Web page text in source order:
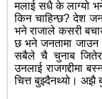
मलाई सधै के लाग्यो
किन चाहिन्छ? देश
भने राजाले कसरी
छ भने जनतामा जाउन
सबैले चै चुनाब जितेर
उनलाई राजगद्दीमा
चित्त बुझ्दैनथ्यो। अझै